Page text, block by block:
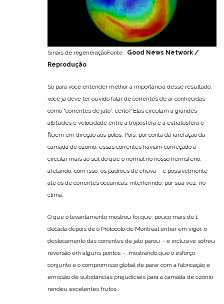
Sinais de regeneraçãoFonte: Good News Network /
Reprodução
Só para você entender melhor a importância desse resultado,
você já deve ter ouvido falar de correntes de ar conhecidas
como “correntes de jato”, certo? Elas circulam a grandes
altitudes e velocidade entre a troposfera e a estratosfera e
fluem em direção aos polos. Pois, por conta da rarefação da
camada de ozônio, essas correntes haviam começado a
circular mais ao sul do que o normal no nosso hemisfério,
afetando, com isso, os padrões de chuva – e possivelmente
até os de correntes oceânicas, interferindo, por sua vez, no
clima.
O que o levantamento mostrou foi que, pouco mais de 1
década depois de o Protocolo de Montreal entrar em vigor, o
deslocamento das correntes de jato parou – e inclusive sofreu
reversão em alguns pontos –, mostrando que o esforço
conjunto e o compromisso global de parar com a fabricação e
emissão de substâncias prejudiciais para a camada de ozônio
rendeu excelentes frutos.